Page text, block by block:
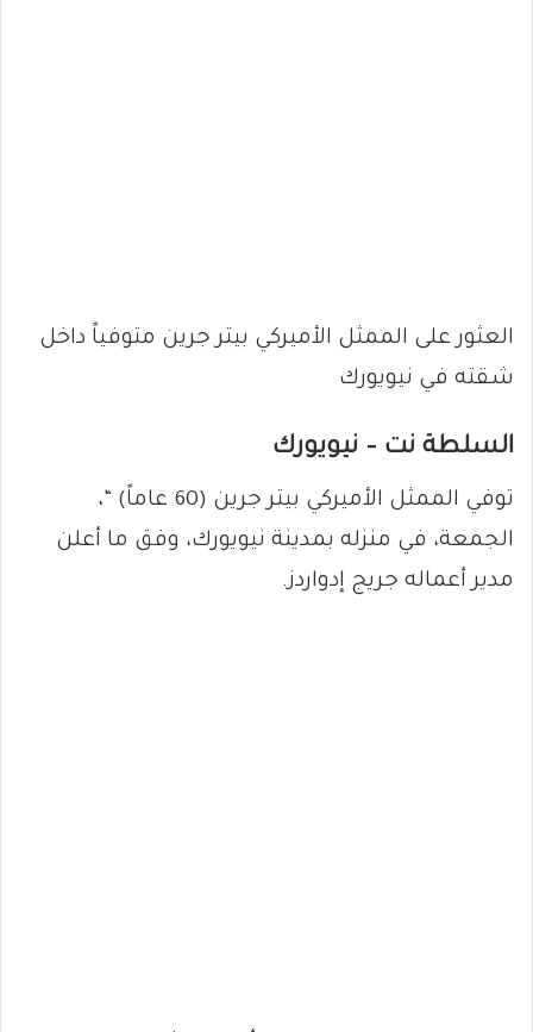
العثور على الممثل الأميركي بيتر جرين متوفياً داخل
شقته في نيويورك
السلطة نت – نيويورك
توفي الممثل الأميركي بيتر جرين (60 عاماً) “،
الجمعة، في منزله بمدينة نيويورك، وفق ما أعلن
مدير أعماله جريج إدواردز.